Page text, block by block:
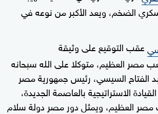
الضخم، ويعد الأكبر من نوعه في
عقب التوقيع على وثيقة
مصر العظيم، متوكلا على الله سبحانه
الفتاح السيسي، رئيس جمهورية مصر
الاستراتيجية بالعاصمة الجديدة،
العظيم، ويمثل دور مصر دولة سلام